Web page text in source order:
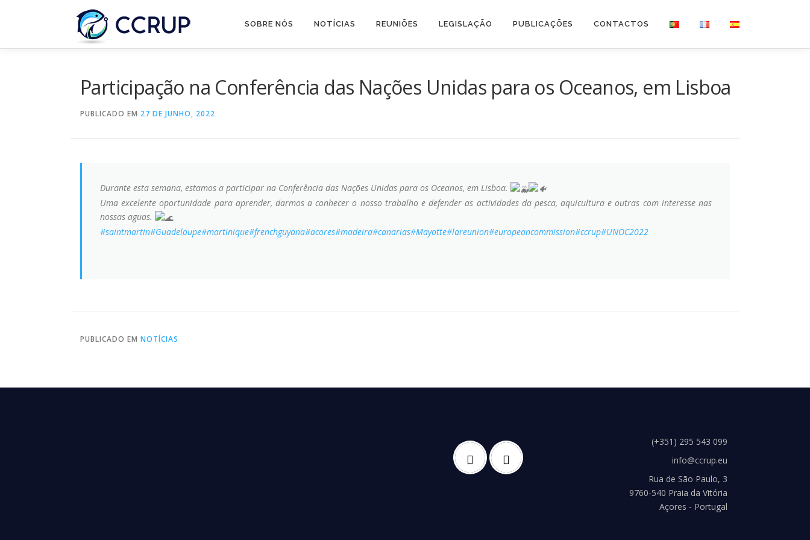
SOBRE NÓS NOTÍCIAS REUNIÕES LEGISLAÇÃO PUBLICAÇÕES CONTACTOS
Participação na Conferência das Nações Unidas para os Oceanos, em Lisboa
PUBLICADO EM 27 DE JUNHO, 2022
Durante esta semana, estamos a participar na Conferência das Nações Unidas para os Oceanos, em Lisboa.
Uma excelente oportunidade para aprender, darmos a conhecer o nosso trabalho e defender as actividades da pesca, aquicultura e outras com interesse nas
nossas aguas.
#saintmartin#Guadeloupe#martinique#frenchguyana#acores#madeira#canarias#Mayotte#lareunion#europeancommission#ccrup#UNOC2022
PUBLICADO EM NOTÍCIAS
(+351) 295 543 099
info@ccrup.eu
Rua de São Paulo, 3
9760-540 Praia da Vitória
Açores - Portugal